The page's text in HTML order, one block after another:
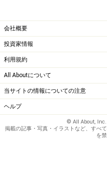
カラー：グリーン・レッド
参考価格：10,900円+税
メーカーによる推奨年齢：
販売元：
【楽天1位連続受賞】
12インチ レッド 安心2
イク 子供用 ペダルなし
フト 男の子 女の子 こど
会社概要
投資家情報
利用規約
All Aboutについて
当サイトの情報についての注意
ヘルプ
© All About, Inc.
掲載の記事・写真・イラストなど、すべ
を